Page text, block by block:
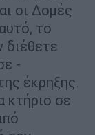
οι Δομές
το
διέθετε
-
έκρηξης.
κτήριο σε